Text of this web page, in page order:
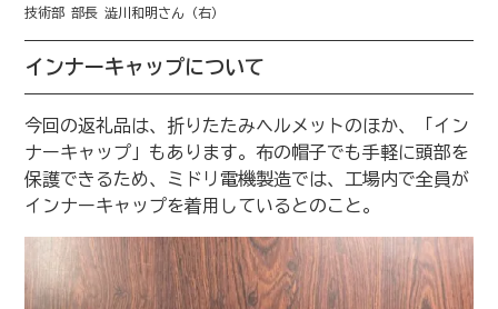
技術部 部長 澁川和明さん（右）
インナーキャップについて
今回の返礼品は、折りたたみヘルメットのほか、「イン
ナーキャップ」もあります。布の帽子でも手軽に頭部を
保護できるため、ミドリ電機製造では、工場内で全員が
インナーキャップを着用しているとのこと。